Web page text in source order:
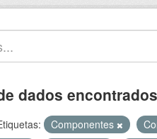
dados encontrados
Componentes